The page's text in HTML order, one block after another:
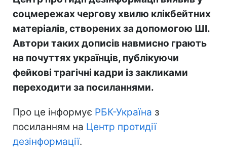
соцмережах чергову хвилю клікбейтних
матеріалів, створених за допомогою ШІ.
Автори таких дописів навмисно грають
на почуттях українців, публікуючи
фейкові трагічні кадри із закликами
переходити за посиланнями.
Про це інформує РБК-Україна з
посиланням на Центр протидії
дезінформації.